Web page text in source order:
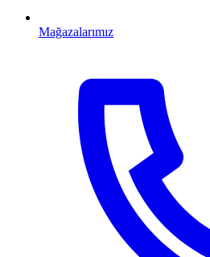
Mağazalarımız